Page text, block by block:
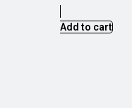
Add to cart